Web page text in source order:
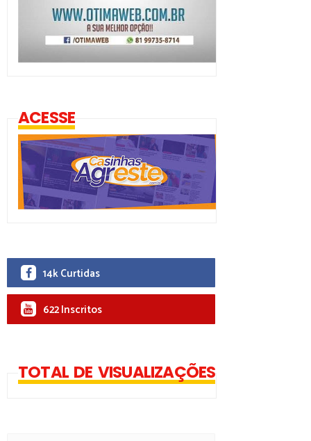
ACESSE
14k Curtidas
622 Inscritos
TOTAL DE VISUALIZAÇÕES